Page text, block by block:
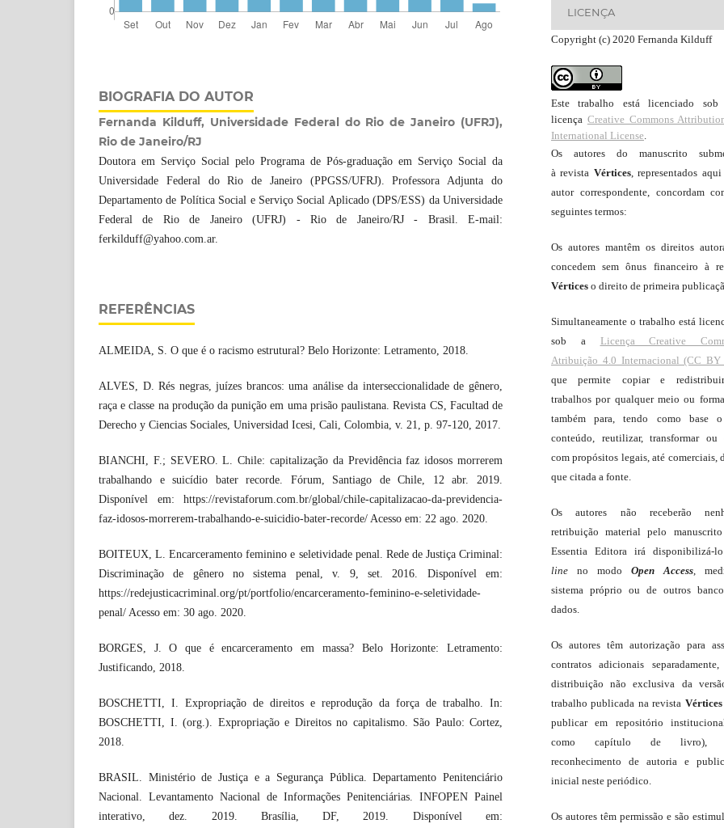
BIOGRAFIA DO AUTOR
Fernanda Kilduff, Universidade Federal do Rio de Janeiro (UFRJ),
Rio de Janeiro/RJ
Doutora em Serviço Social pelo Programa de Pós-graduação em Serviço Social da
Universidade Federal do Rio de Janeiro (PPGSS/UFRJ). Professora Adjunta do
Departamento de Política Social e Serviço Social Aplicado (DPS/ESS) da Universidade
Federal de Rio de Janeiro (UFRJ) - Rio de Janeiro/RJ - Brasil. E-mail:
ferkilduff@yahoo.com.ar.
REFERÊNCIAS
ALMEIDA, S. O que é o racismo estrutural? Belo Horizonte: Letramento, 2018.
ALVES, D. Rés negras, juízes brancos: uma análise da interseccionalidade de gênero,
raça e classe na produção da punição em uma prisão paulistana. Revista CS, Facultad de
Derecho y Ciencias Sociales, Universidad Icesi, Cali, Colombia, v. 21, p. 97-120, 2017.
BIANCHI, F.; SEVERO. L. Chile: capitalização da Previdência faz idosos morrerem
trabalhando e suicídio bater recorde. Fórum, Santiago de Chile, 12 abr. 2019.
Disponível em: https://revistaforum.com.br/global/chile-capitalizacao-da-previdencia-
faz-idosos-morrerem-trabalhando-e-suicidio-bater-recorde/ Acesso em: 22 ago. 2020.
BOITEUX, L. Encarceramento feminino e seletividade penal. Rede de Justiça Criminal:
Discriminação de gênero no sistema penal, v. 9, set. 2016. Disponível em:
https://redejusticacriminal.org/pt/portfolio/encarceramento-feminino-e-seletividade-
penal/ Acesso em: 30 ago. 2020.
BORGES, J. O que é encarceramento em massa? Belo Horizonte: Letramento:
Justificando, 2018.
BOSCHETTI, I. Expropriação de direitos e reprodução da força de trabalho. In:
BOSCHETTI, I. (org.). Expropriação e Direitos no capitalismo. São Paulo: Cortez,
2018.
BRASIL. Ministério de Justiça e a Segurança Pública. Departamento Penitenciário
Nacional. Levantamento Nacional de Informações Penitenciárias. INFOPEN Painel
interativo, dez. 2019. Brasília, DF, 2019. Disponível em:
LICENÇA
Copyright (c) 2020 Fernanda Kilduff
Este trabalho está licenciado sob
licença Creative Commons
International License
Os autores do manuscrito
à revista Vértices, representados
autor correspondente, concordam
seguintes termos:
Os autores mantêm os direitos
concedem sem ônus financeiro à
Vértices o direito de primeira
Simultaneamente o trabalho está
sob a Licença Creative
Atribuição 4.0 Internacional (CC BY
que permite copiar e
trabalhos por qualquer meio ou
também para, tendo como base
conteúdo, reutilizar, transformar ou
com propósitos legais, até comerciais,
que citada a fonte.
Os autores não receberão
retribuição material pelo
Essentia Editora irá disponibilizá-lo
line no modo Open Access ,
sistema próprio ou de outros
dados.
Os autores têm autorização para
contratos adicionais separadamente,
distribuição não exclusiva da
trabalho publicada na revista Vértices
publicar em repositório
como capítulo de livro),
reconhecimento de autoria e
inicial neste periódico.
Os autores têm permissão e são